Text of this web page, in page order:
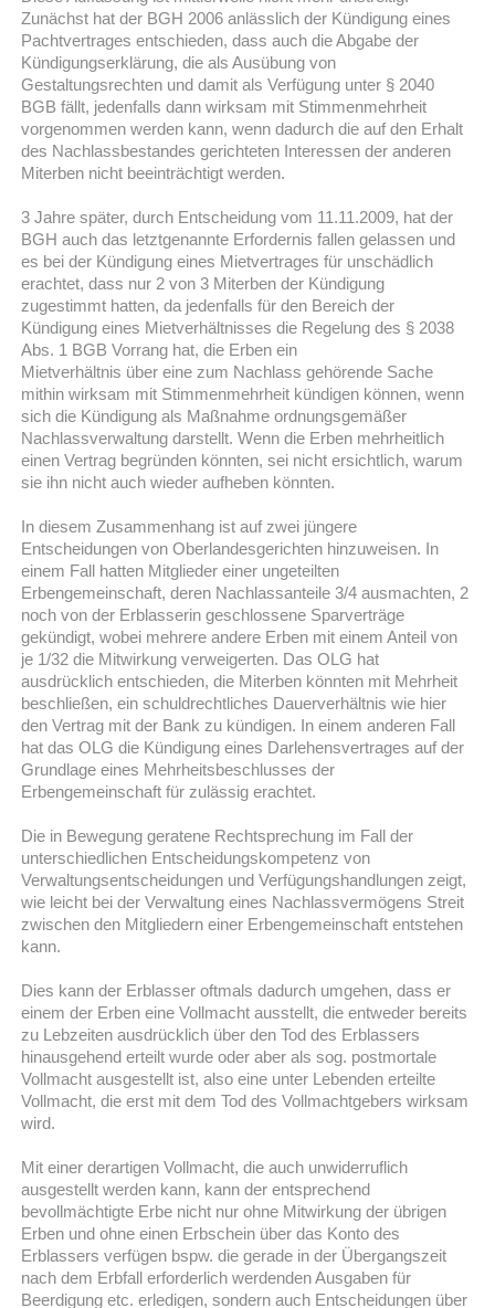
Zunächst hat der BGH 2006 anlässlich der Kündigung eines
Pachtvertrages entschieden, dass auch die Abgabe der
Kündigungserklärung, die als Ausübung von
Gestaltungsrechten und damit als Verfügung unter § 2040
BGB fällt, jedenfalls dann wirksam mit Stimmenmehrheit
vorgenommen werden kann, wenn dadurch die auf den Erhalt
des Nachlassbestandes gerichteten Interessen der anderen
Miterben nicht beeinträchtigt werden.
3 Jahre später, durch Entscheidung vom 11.11.2009, hat der
BGH auch das letztgenannte Erfordernis fallen gelassen und
es bei der Kündigung eines Mietvertrages für unschädlich
erachtet, dass nur 2 von 3 Miterben der Kündigung
zugestimmt hatten, da jedenfalls für den Bereich der
Kündigung eines Mietverhältnisses die Regelung des § 2038
Abs. 1 BGB Vorrang hat, die Erben ein
Mietverhältnis über eine zum Nachlass gehörende Sache
mithin wirksam mit Stimmenmehrheit kündigen können, wenn
sich die Kündigung als Maßnahme ordnungsgemäßer
Nachlassverwaltung darstellt. Wenn die Erben mehrheitlich
einen Vertrag begründen könnten, sei nicht ersichtlich, warum
sie ihn nicht auch wieder aufheben könnten.
In diesem Zusammenhang ist auf zwei jüngere
Entscheidungen von Oberlandesgerichten hinzuweisen. In
einem Fall hatten Mitglieder einer ungeteilten
Erbengemeinschaft, deren Nachlassanteile 3/4 ausmachten, 2
noch von der Erblasserin geschlossene Sparverträge
gekündigt, wobei mehrere andere Erben mit einem Anteil von
je 1/32 die Mitwirkung verweigerten. Das OLG hat
ausdrücklich entschieden, die Miterben könnten mit Mehrheit
beschließen, ein schuldrechtliches Dauerverhältnis wie hier
den Vertrag mit der Bank zu kündigen. In einem anderen Fall
hat das OLG die Kündigung eines Darlehensvertrages auf der
Grundlage eines Mehrheitsbeschlusses der
Erbengemeinschaft für zulässig erachtet.
Die in Bewegung geratene Rechtsprechung im Fall der
unterschiedlichen Entscheidungskompetenz von
Verwaltungsentscheidungen und Verfügungshandlungen zeigt,
wie leicht bei der Verwaltung eines Nachlassvermögens Streit
zwischen den Mitgliedern einer Erbengemeinschaft entstehen
kann.
Dies kann der Erblasser oftmals dadurch umgehen, dass er
einem der Erben eine Vollmacht ausstellt, die entweder bereits
zu Lebzeiten ausdrücklich über den Tod des Erblassers
hinausgehend erteilt wurde oder aber als sog. postmortale
Vollmacht ausgestellt ist, also eine unter Lebenden erteilte
Vollmacht, die erst mit dem Tod des Vollmachtgebers wirksam
wird.
Mit einer derartigen Vollmacht, die auch unwiderruflich
ausgestellt werden kann, kann der entsprechend
bevollmächtigte Erbe nicht nur ohne Mitwirkung der übrigen
Erben und ohne einen Erbschein über das Konto des
Erblassers verfügen bspw. die gerade in der Übergangszeit
nach dem Erbfall erforderlich werdenden Ausgaben für
Beerdigung etc. erledigen, sondern auch Entscheidungen über